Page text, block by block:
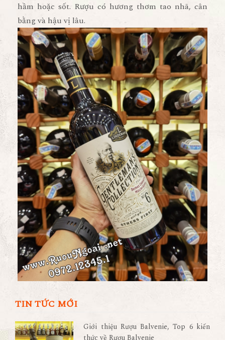
hầm hoặc sốt. Rượu có hương thơm tao nhã, cân
bằng và hậu vị lâu.
TIN TỨC MỚI
Giới thiệu Rượu Balvenie, Top 6 kiến
thức về Rượu Balvenie